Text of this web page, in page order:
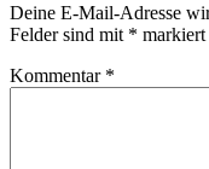
Deine E-Mail-Adresse
Felder sind mit * markiert
Kommentar *